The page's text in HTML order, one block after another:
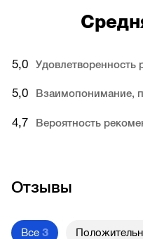
5,0 Удовлетворенность
5,0 Взаимопонимание,
4,7 Вероятность
Отзывы
Все 3